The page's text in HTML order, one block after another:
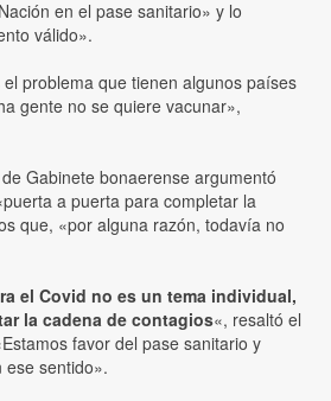
en el pase sanitario» y lo
válido».
problema que tienen algunos países
gente no se quiere vacunar»,
Gabinete bonaerense argumentó
a puerta para completar la
que, «por alguna razón, todavía no
el Covid no es un tema individual,
la cadena de contagios«, resaltó el
favor del pase sanitario y
sentido».